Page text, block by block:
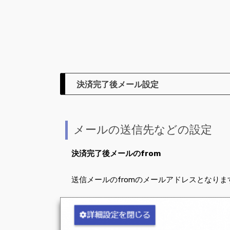
決済完了後メール設定
メールの送信先などの設定
決済完了後メールのfrom
送信メールのfromのメールアドレスとなりま